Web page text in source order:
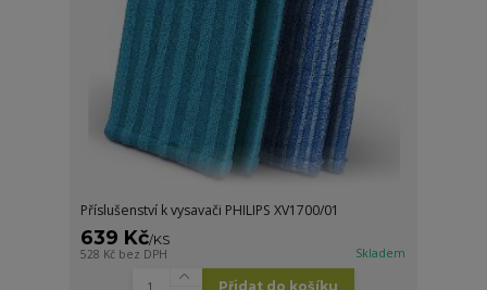
Příslušenství k vysavači PHILIPS XV1700/01
639 Kč/KS
528 Kč bez DPH Skladem
Přidat do košíku